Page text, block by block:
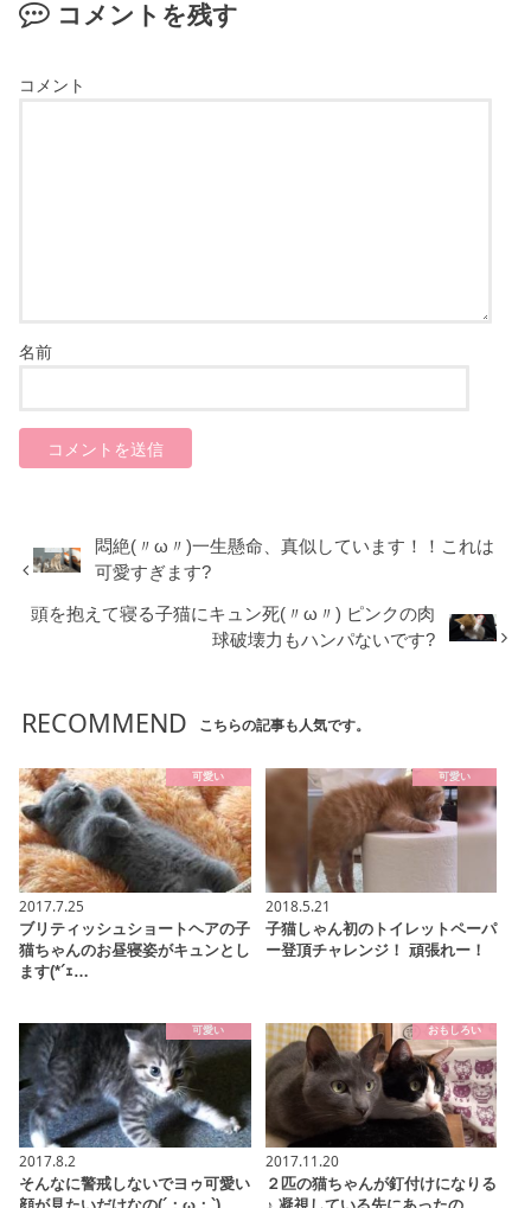
コメントを残す
コメント
名前
悶絶(〃ω〃)一生懸命、真似しています！！これは
可愛すぎます?
頭を抱えて寝る子猫にキュン死(〃ω〃) ピンクの肉
球破壊力もハンパないです?
RECOMMEND こちらの記事も人気です。
可愛い
2017.7.25
ブリティッシュショートヘアの子
猫ちゃんのお昼寝姿がキュンとし
ます(*´ｪ…
可愛い
2018.5.21
子猫しゃん初のトイレットペーパ
ー登頂チャレンジ！ 頑張れー！
可愛い
2017.8.2
そんなに警戒しないでヨゥ可愛い
おもしろい
2017.11.20
２匹の猫ちゃんが釘付けになりる